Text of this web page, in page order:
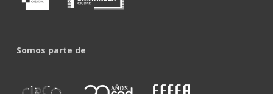
Somos parte de